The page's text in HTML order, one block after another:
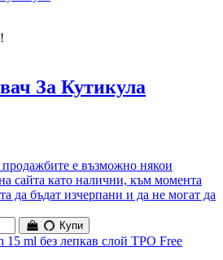
За Кутикула
е възможно някои
сайта като налични, към момента
да бъдат изчерпани и да не могат да
Купи